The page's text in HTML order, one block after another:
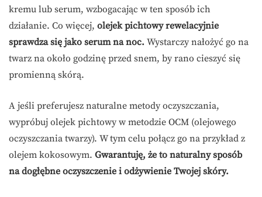
kremu lub serum, wzbogacając w ten sposób ich
działanie. Co więcej, olejek pichtowy rewelacyjnie
sprawdza się jako serum na noc. Wystarczy nałożyć go na
twarz na około godzinę przed snem, by rano cieszyć się
promienną skórą.
A jeśli preferujesz naturalne metody oczyszczania,
wypróbuj olejek pichtowy w metodzie OCM (olejowego
oczyszczania twarzy). W tym celu połącz go na przykład z
olejem kokosowym. Gwarantuję, że to naturalny sposób
na dogłębne oczyszczenie i odżywienie Twojej skóry.